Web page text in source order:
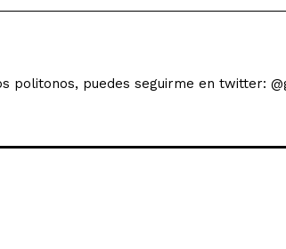
politonos, puedes seguirme en twitter: